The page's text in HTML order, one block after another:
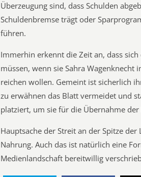
Überzeugung sind, dass Schulden
Schuldenbremse trägt oder
führen.
Immerhin erkennt die Zeit an, dass
müssen, wenn sie Sahra Wagenknecht
reichen wollen. Gemeint ist sicherlich
zu erwähnen das Blatt vermeidet und
platziert, um sie für die Übernahme
Hauptsache der Streit an der Spitze
Nahrung. Auch das ist natürlich eine
Medienlandschaft bereitwillig